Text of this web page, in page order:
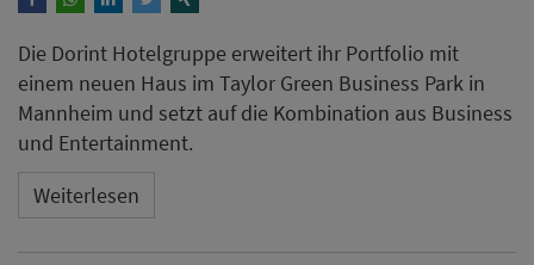
Die Dorint Hotelgruppe erweitert ihr Portfolio mit
einem neuen Haus im Taylor Green Business Park in
Mannheim und setzt auf die Kombination aus Business
und Entertainment.
Weiterlesen